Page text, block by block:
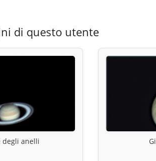
di questo utente
degli anelli